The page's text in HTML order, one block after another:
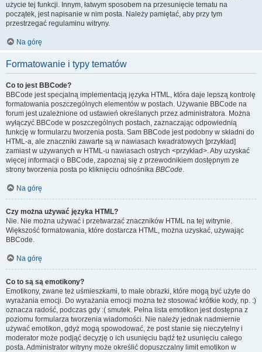
użycie tej funkcji. Innym, łatwym sposobem na przesunięcie tematu na
początek, jest napisanie w nim posta. Należy pamiętać, aby przy tym
przestrzegać regulaminu witryny.
Na górę
Formatowanie i typy tematów
Co to jest BBCode?
BBCode jest specjalną implementacją języka HTML, która daje lepszą kontrolę
formatowania poszczególnych elementów w postach. Używanie BBCode na
forum jest uzależnione od ustawień określanych przez administratora. Można
wyłączyć BBCode w poszczególnych postach, zaznaczając odpowiednią
funkcję w formularzu tworzenia posta. Sam BBCode jest podobny w składni do
HTML-a, ale znaczniki zawarte są w nawiasach kwadratowych [przykład]
zamiast w używanych w HTML-u nawiasach ostrych <przykład>. Aby uzyskać
więcej informacji o BBCode, zapoznaj się z przewodnikiem dostępnym ze
strony tworzenia posta po kliknięciu odnośnika BBCode.
Na górę
Czy można używać języka HTML?
Nie. Nie można używać i przetwarzać znaczników HTML na tej witrynie.
Większość formatowania, które dostarcza HTML, można uzyskać, używając
BBCode.
Na górę
Co to są są emotikony?
Emotikony, zwane też uśmieszkami, to małe obrazki, które mogą być użyte do
wyrażania emocji. Do wyrażania emocji można też stosować krótkie kody, np. :)
oznacza radość, podczas gdy :( smutek. Pełna lista emotikon jest dostępna z
poziomu formularza tworzenia wiadomości. Nie należy jednak nadmiernie
używać emotikon, gdyż mogą spowodować, że post stanie się nieczytelny i
moderator może podjąć decyzję o ich usunięciu bądź też usunięciu całego
posta. Administrator witryny może określić dopuszczalny limit emotikon w